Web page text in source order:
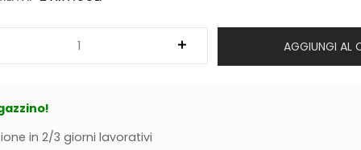
AGGIUNGI AL
in 2/3 giorni lavorativi